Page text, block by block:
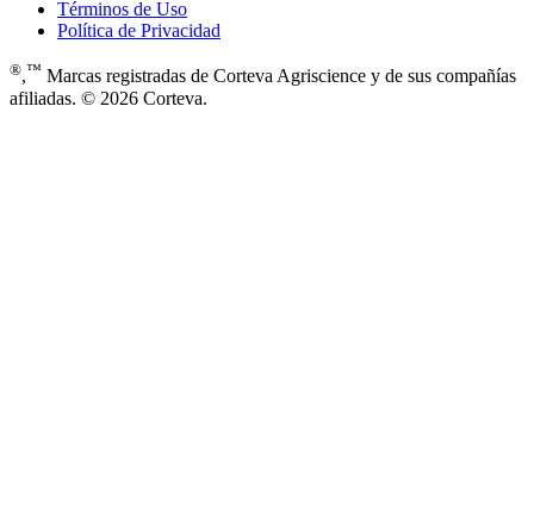
Términos de Uso
Política de Privacidad
®,™ Marcas registradas de Corteva Agriscience y de sus compañías
afiliadas. © 2026 Corteva.